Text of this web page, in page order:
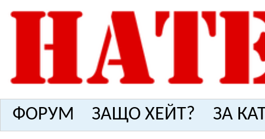
ФОРУМ ЗАЩО ХЕЙТ? ЗА